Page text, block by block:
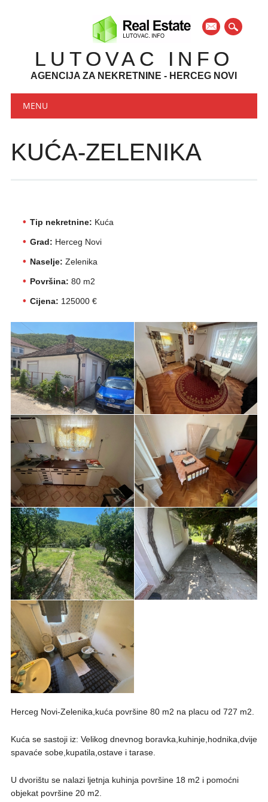
mail
LUTOVAC INFO
AGENCIJA ZA NEKRETNINE - HERCEG NOVI
Main menu
MENU
KUĆA-ZELENIKA
Tip nekretnine: Kuća
Grad: Herceg Novi
Naselje: Zelenika
Površina: 80 m2
Cijena: 125000 €
Herceg Novi-Zelenika,kuća površine 80 m2 na placu od 727 m2.
Kuća se sastoji iz: Velikog dnevnog boravka,kuhinje,hodnika,dvije
spavaće sobe,kupatila,ostave i tarase.
U dvorištu se nalazi ljetnja kuhinja površine 18 m2 i pomoćni
objekat površine 20 m2.